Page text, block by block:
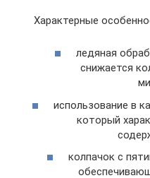
Характерные
ледяная
снижается
использование в
который
колпачок с